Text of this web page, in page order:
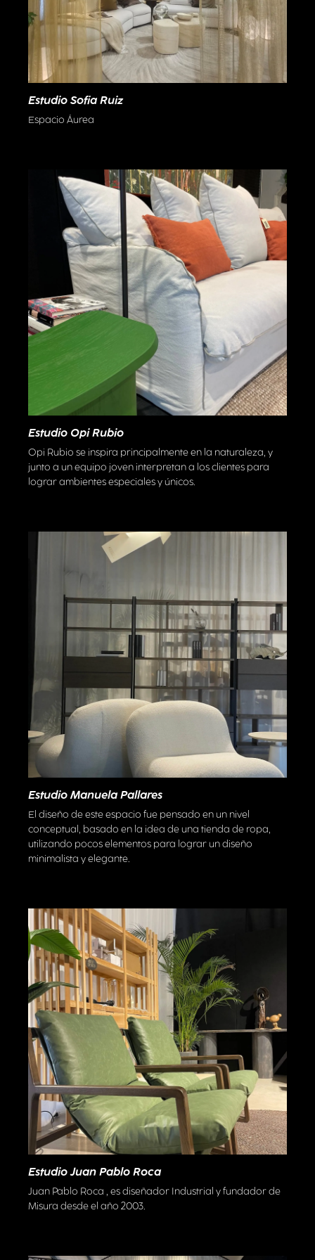
Estudio Sofia Ruiz
Espacio Áurea
Estudio Opi Rubio
Opi Rubio se inspira principalmente en la naturaleza, y
junto a un equipo joven interpretan a los clientes para
lograr ambientes especiales y únicos.
Estudio Manuela Pallares
El diseño de este espacio fue pensado en un nivel
conceptual, basado en la idea de una tienda de ropa,
utilizando pocos elementos para lograr un diseño
minimalista y elegante.
Estudio Juan Pablo Roca
Juan Pablo Roca , es diseñador Industrial y fundador de
Misura desde el año 2003.